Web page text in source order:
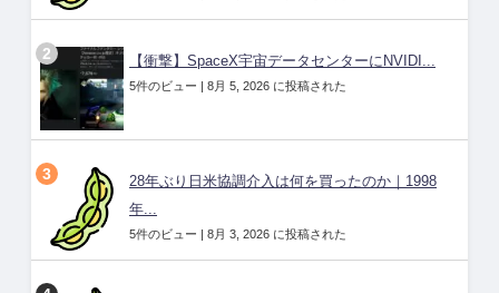
【衝撃】SpaceX宇宙データセンターにNVIDI...
5件のビュー | 8月 5, 2026 に投稿された
28年ぶり日米協調介入は何を買ったのか｜1998
年...
5件のビュー | 8月 3, 2026 に投稿された